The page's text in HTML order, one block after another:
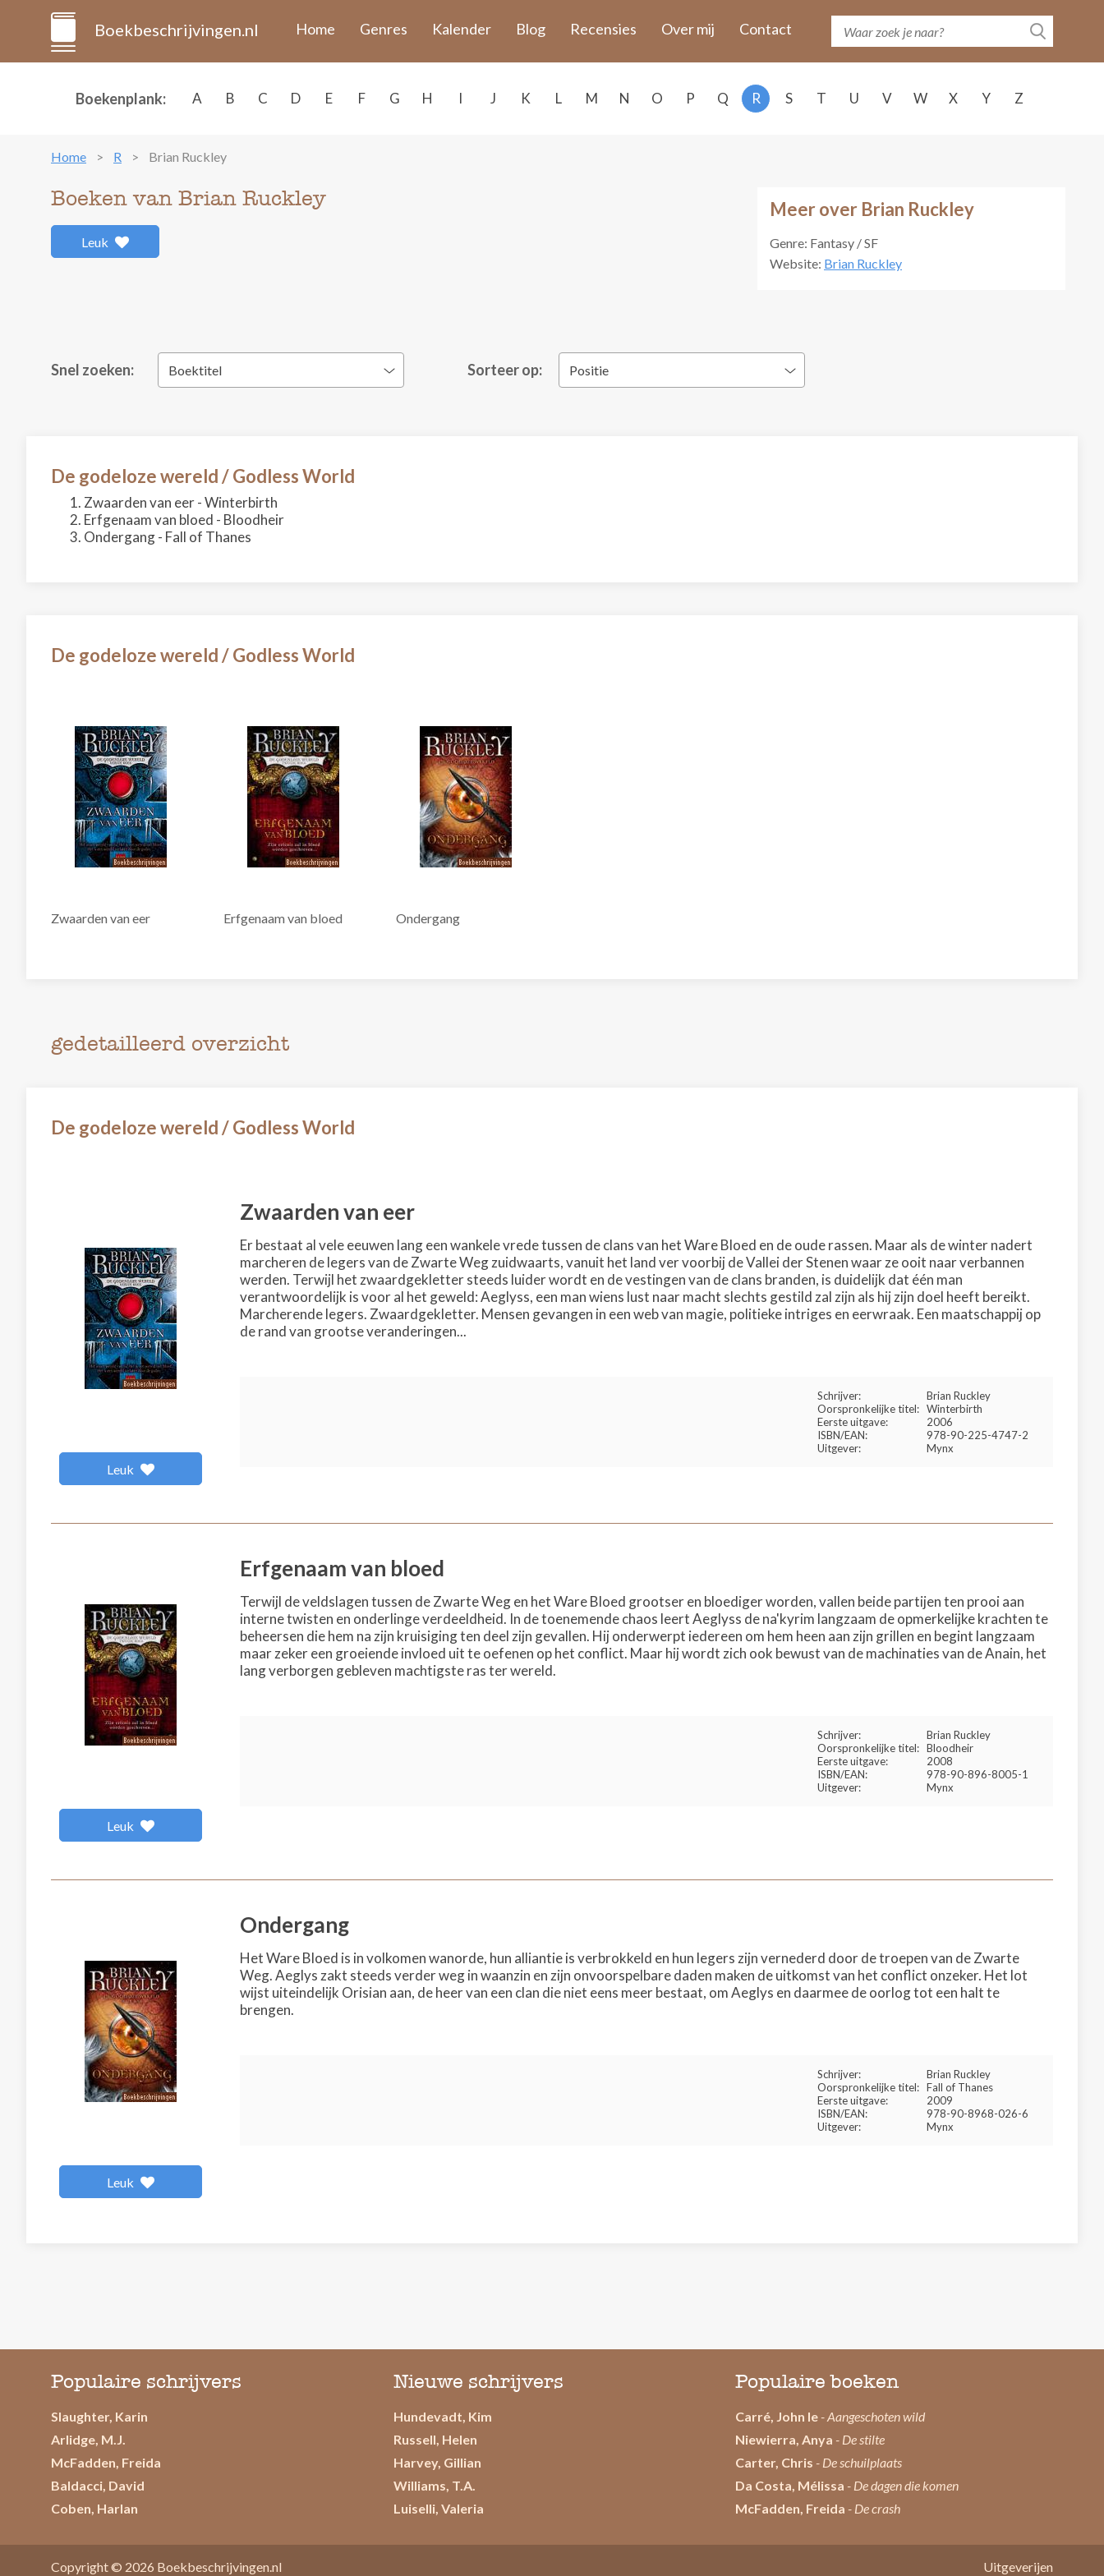
Boekbeschrijvingen.nl Home Genres Kalender Blog Recensies Over mij Contact
Boekenplank: A B C D E F G H I J K L M N O P Q R S T U V W X Y Z
Home R Brian Ruckley
Meer over Brian Ruckley
Genre: Fantasy / SF
Website: Brian Ruckley
Boeken van Brian Ruckley
Leuk
Snel zoeken: Boektitel Sorteer op: Positie
De godeloze wereld / Godless World
Zwaarden van eer - Winterbirth
Erfgenaam van bloed - Bloodheir
Ondergang - Fall of Thanes
De godeloze wereld / Godless World
Zwaarden van eer Erfgenaam van bloed Ondergang
gedetailleerd overzicht
De godeloze wereld / Godless World
Leuk
Zwaarden van eer
Er bestaat al vele eeuwen lang een wankele vrede tussen de clans van het Ware Bloed en de oude rassen. Maar als de winter nadert
marcheren de legers van de Zwarte Weg zuidwaarts, vanuit het land ver voorbij de Vallei der Stenen waar ze ooit naar verbannen
werden. Terwijl het zwaardgekletter steeds luider wordt en de vestingen van de clans branden, is duidelijk dat één man
verantwoordelijk is voor al het geweld: Aeglyss, een man wiens lust naar macht slechts gestild zal zijn als hij zijn doel heeft bereikt.
Marcherende legers. Zwaardgekletter. Mensen gevangen in een web van magie, politieke intriges en eerwraak. Een maatschappij op
de rand van grootse veranderingen...
Schrijver:
Brian Ruckley
Oorspronkelijke titel: Winterbirth
Eerste uitgave:
2006
ISBN/EAN:
978-90-225-4747-2
Uitgever:
Mynx
Leuk
Erfgenaam van bloed
Terwijl de veldslagen tussen de Zwarte Weg en het Ware Bloed grootser en bloediger worden, vallen beide partijen ten prooi aan
interne twisten en onderlinge verdeeldheid. In de toenemende chaos leert Aeglyss de na'kyrim langzaam de opmerkelijke krachten te
beheersen die hem na zijn kruisiging ten deel zijn gevallen. Hij onderwerpt iedereen om hem heen aan zijn grillen en begint langzaam
maar zeker een groeiende invloed uit te oefenen op het conflict. Maar hij wordt zich ook bewust van de machinaties van de Anain, het
lang verborgen gebleven machtigste ras ter wereld.
Schrijver:
Brian Ruckley
Oorspronkelijke titel: Bloodheir
Eerste uitgave:
2008
ISBN/EAN:
978-90-896-8005-1
Uitgever:
Mynx
Leuk
Ondergang
Het Ware Bloed is in volkomen wanorde, hun alliantie is verbrokkeld en hun legers zijn vernederd door de troepen van de Zwarte
Weg. Aeglys zakt steeds verder weg in waanzin en zijn onvoorspelbare daden maken de uitkomst van het conflict onzeker. Het lot
wijst uiteindelijk Orisian aan, de heer van een clan die niet eens meer bestaat, om Aeglys en daarmee de oorlog tot een halt te
brengen.
Schrijver:
Brian Ruckley
Oorspronkelijke titel: Fall of Thanes
Eerste uitgave:
2009
ISBN/EAN:
978-90-8968-026-6
Uitgever:
Mynx
Populaire schrijvers
Slaughter, Karin
Arlidge, M.J.
McFadden, Freida
Baldacci, David
Coben, Harlan
Nieuwe schrijvers
Hundevadt, Kim
Russell, Helen
Harvey, Gillian
Williams, T.A.
Luiselli, Valeria
Populaire boeken
Carré, John le - Aangeschoten wild
Niewierra, Anya - De stilte
Carter, Chris - De schuilplaats
Da Costa, Mélissa - De dagen die komen
McFadden, Freida - De crash
Copyright © 2026 Boekbeschrijvingen.nl Uitgeverijen